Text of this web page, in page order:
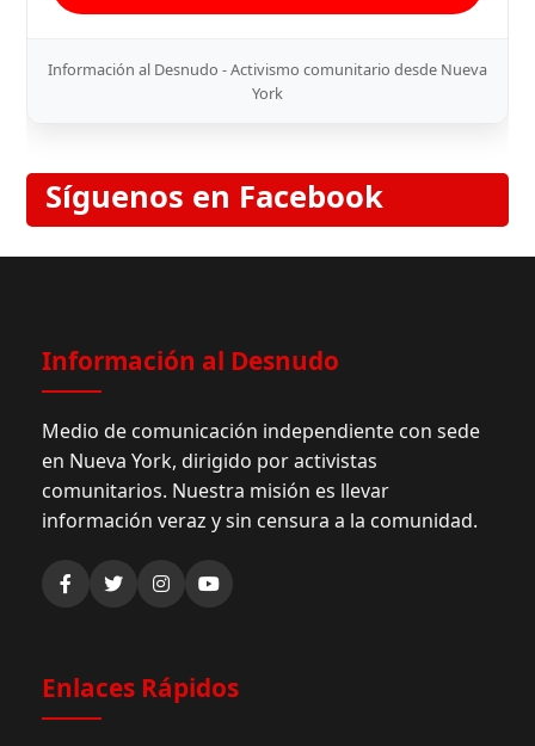
Información al Desnudo - Activismo comunitario desde Nueva
York
Síguenos en Facebook
Información al Desnudo
Medio de comunicación independiente con sede
en Nueva York, dirigido por activistas
comunitarios. Nuestra misión es llevar
información veraz y sin censura a la comunidad.
Enlaces Rápidos